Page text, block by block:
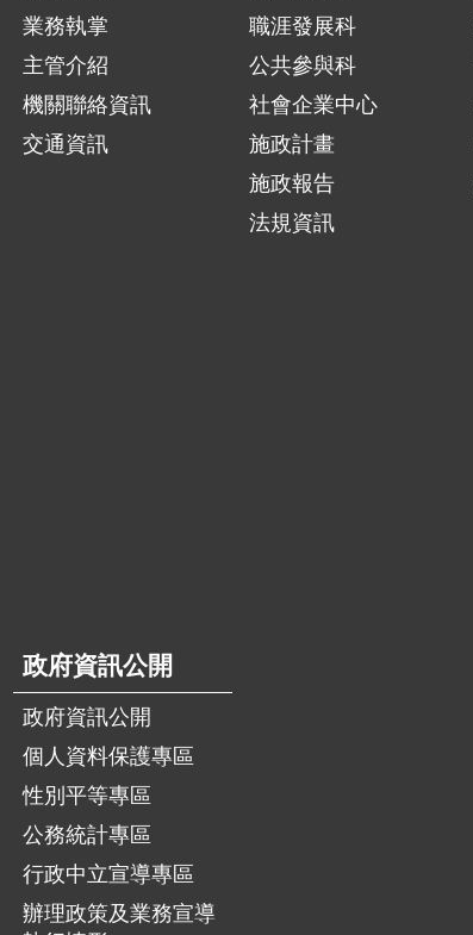
業務執掌
主管介紹
機關聯絡資訊
交通資訊
職涯發展科
公共參與科
社會企業中心
施政計畫
施政報告
法規資訊
政府資訊公開
政府資訊公開
個人資料保護專區
性別平等專區
公務統計專區
行政中立宣導專區
辦理政策及業務宣導